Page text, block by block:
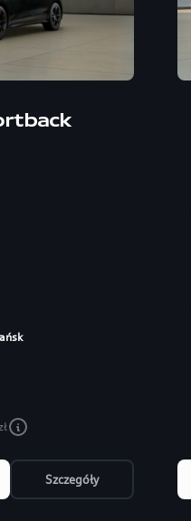
Szczegóły